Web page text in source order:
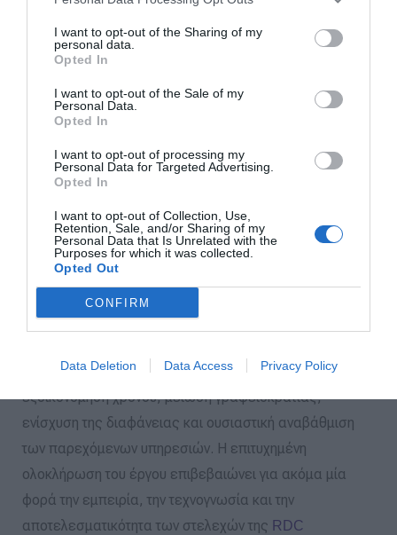
I want to opt-out of the Sharing of my
personal data.
Opted In
I want to opt-out of the Sale of my
Personal Data.
Opted In
I want to opt-out of processing my
Personal Data for Targeted Advertising.
Opted In
I want to opt-out of Collection, Use,
Retention, Sale, and/or Sharing of my
Personal Data that Is Unrelated with the
Purposes for which it was collected.
Opted Out
CONFIRM
Data Deletion Data Access Privacy Policy
3. Καινοτόμο ψηφιακό οικοσύστημα εκπαίδευσης
Στο πλαίσιο του έργου υλοποιήθηκε επίσης ένα
σύγχρονο ψηφιακό οικοσύστημα εκπαίδευσης
τηλεκπαίδευσης, που ενσωματώνει τις πλέον
σύγχρονες τεχνολογίες ψηφιακής μάθησης
πλατφόρμα δίνει τη δυνατότητα για ζωντανά
διαδικτυακά σεμινάρια, ασύγχρονη παρακολούθηση
εκπαιδευτικού περιεχομένου, καθώς και μελλοντική
αξιοποίηση καινοτόμων εργαλείων αξιολόγησης και
πιστοποίησης γνώσεων.
άμεσα και μετρήσιμα: απλούστευση διαδικασιών,
εξοικονόμηση χρόνου, μείωση γραφειοκρατίας,
ενίσχυση της διαφάνειας και ουσιαστική αναβάθμιση
των παρεχόμενων υπηρεσιών. Η επιτυχημένη
ολοκλήρωση του έργου επιβεβαιώνει για ακόμα μία
φορά την εμπειρία, την τεχνογνωσία και την
αποτελεσματικότητα των στελεχών της RDC